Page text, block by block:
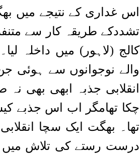
اس غداری کے نتیجے میں
کالج (لاہور) میں داخلہ
والے نوجوانوں سے ہوئی
انقلابی جذبہ ابھی بھی
چکا تھامگر اب اس جذبے
تھا۔ بھگت ایک سچا
درست رستے کی تلاش میں